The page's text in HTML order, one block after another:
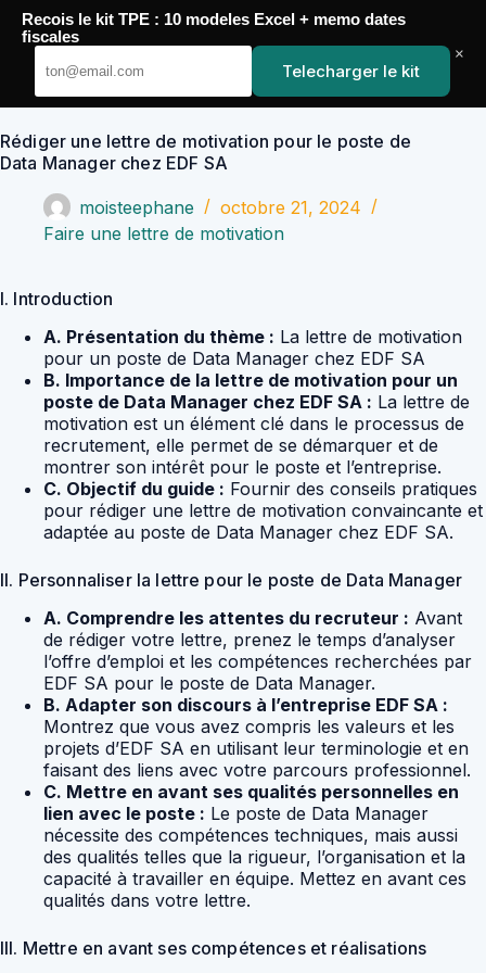
Passer
contenu
YoupiJobs
Rédiger une lettre de motivation pour le poste de
Data Manager chez EDF SA
moisteephane
octobre 21, 2024
Faire une lettre de motivation
I. Introduction
A. Présentation du thème : La lettre de motivation
pour un poste de Data Manager chez EDF SA
B. Importance de la lettre de motivation pour un
poste de Data Manager chez EDF SA : La lettre de
motivation est un élément clé dans le processus de
recrutement, elle permet de se démarquer et de
montrer son intérêt pour le poste et l’entreprise.
C. Objectif du guide : Fournir des conseils pratiques
pour rédiger une lettre de motivation convaincante et
adaptée au poste de Data Manager chez EDF SA.
II. Personnaliser la lettre pour le poste de Data Manager
A. Comprendre les attentes du recruteur : Avant
de rédiger votre lettre, prenez le temps d’analyser
l’offre d’emploi et les compétences recherchées par
EDF SA pour le poste de Data Manager.
B. Adapter son discours à l’entreprise EDF SA :
Montrez que vous avez compris les valeurs et les
projets d’EDF SA en utilisant leur terminologie et en
faisant des liens avec votre parcours professionnel.
C. Mettre en avant ses qualités personnelles en
lien avec le poste : Le poste de Data Manager
nécessite des compétences techniques, mais aussi
des qualités telles que la rigueur, l’organisation et la
capacité à travailler en équipe. Mettez en avant ces
qualités dans votre lettre.
III. Mettre en avant ses compétences et réalisations
Recois le kit TPE : 10 modeles Excel + memo dates
fiscales
Telecharger le kit
×